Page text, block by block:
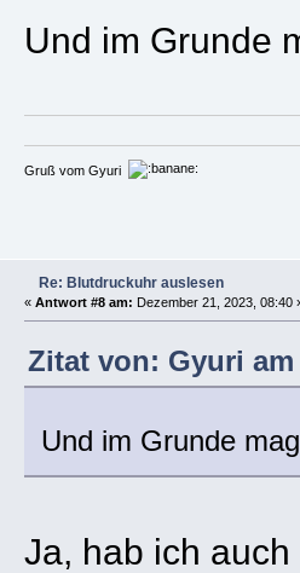
Und im Grunde
Gruß vom Gyuri
Re: Blutdruckuhr auslesen
« Antwort #8 am: Dezember 21, 2023, 08:40
Zitat von: Gyuri am
Und im Grunde
Ja, hab ich